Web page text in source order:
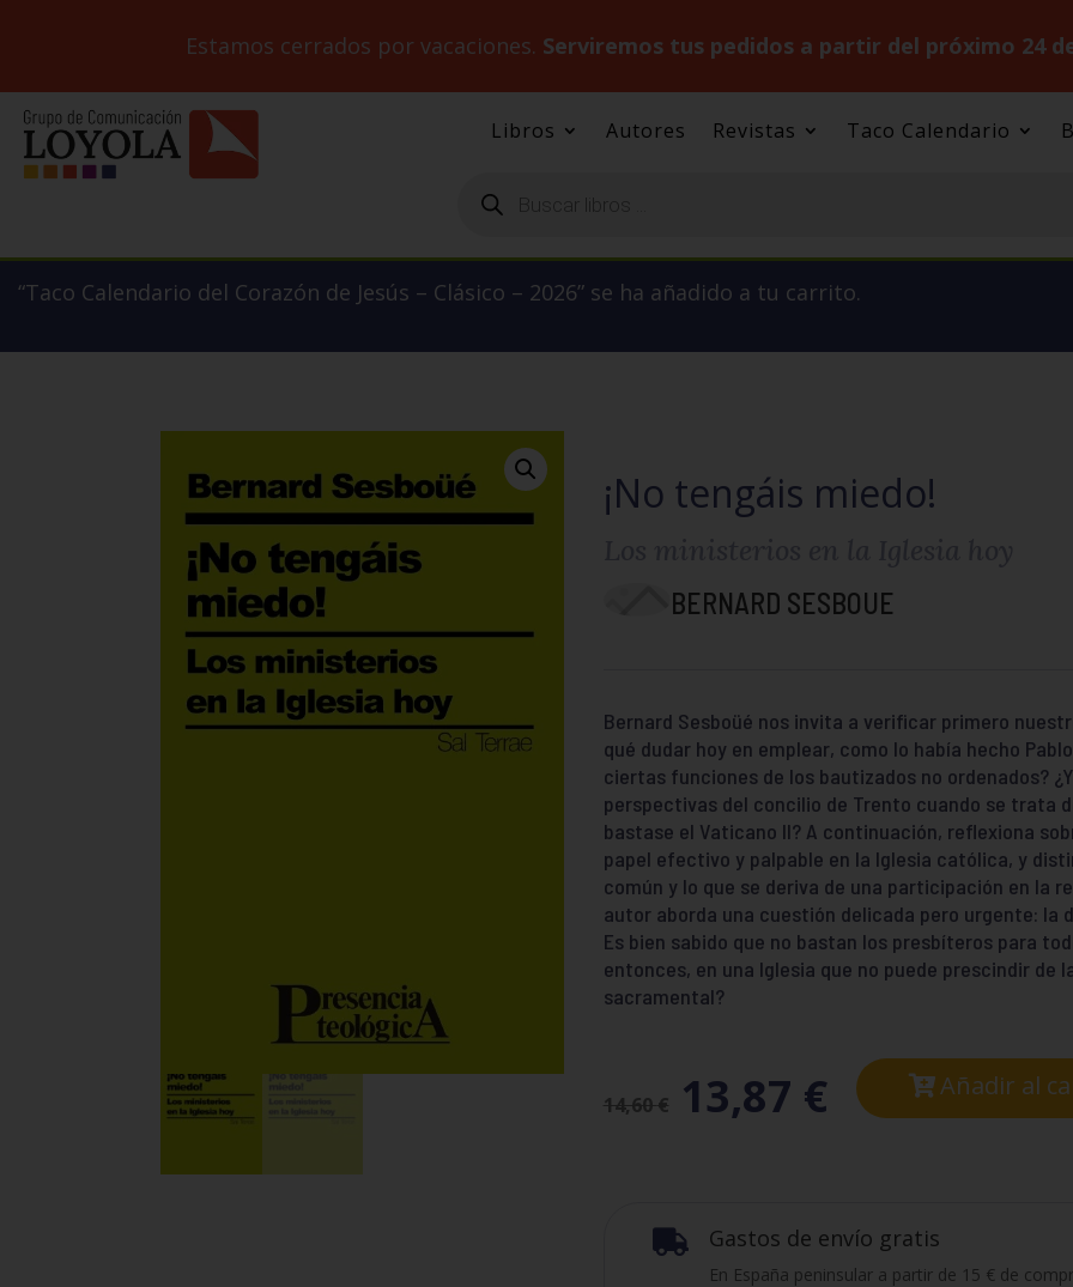
Estamos cerrados por vacaciones. Serviremos tus pedidos a partir del próximo 24
Libros Autores Revistas Taco Calendario
productos
“Taco Calendario del Corazón de Jesús – Clásico – 2026” se ha añadido a tu carrito.
¡No tengáis miedo!
BERNARD SESBOUE
Bernard Sesboüé nos invita a verificar primero
qué dudar hoy en emplear, como lo había hecho
ciertas funciones de los bautizados no ordenados?
perspectivas del concilio de Trento cuando se trata
bastase el Vaticano II? A continuación, reflexiona
papel efectivo y palpable en la Iglesia católica, y
común y lo que se deriva de una participación en la
autor aborda una cuestión delicada pero urgente: la
Es bien sabido que no bastan los presbíteros para
entonces, en una Iglesia que no puede prescindir de
sacramental?
14,60€ 13,87 € Añadir al
 Gastos de envío gratis
En España peninsular a partir de 15 € de